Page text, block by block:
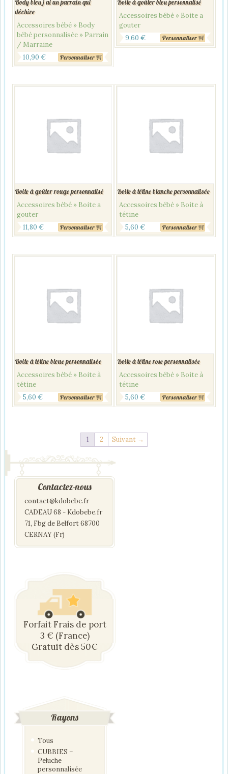
Body bleu j ai un parrain qui
déchire
Accessoires bébé » Body
bébé personnalisée » Parrain
/ Marraine
10,90 € Personnaliser
Boite à goûter bleu personnalisé
Accessoires bébé » Boite a
gouter
9,60 € Personnaliser
Boite à goûter rouge personnalisé
Accessoires bébé » Boite a
gouter
11,80 € Personnaliser
Boite à tétine blanche personnalisée
Accessoires bébé » Boite à
tétine
5,60 € Personnaliser
Boite à tétine bleue personnalisée
Accessoires bébé » Boite à
tétine
5,60 € Personnaliser
Boite à tétine rose personnalisée
Accessoires bébé » Boite à
tétine
5,60 € Personnaliser
1 2 Suivant →
Contactez-nous
contact@kdobebe.fr
CADEAU 68 - Kdobebe.fr
71, Fbg de Belfort 68700
CERNAY (Fr)
Forfait Frais de port
3 € (France)
Gratuit dès 50€
Rayons
Tous
CUBBIES –
Peluche
personnalisée